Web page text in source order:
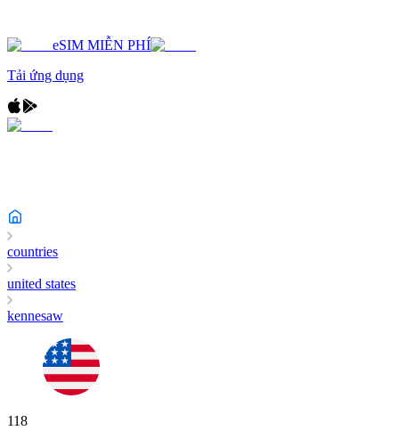
eSIM MIỄN PHÍ
Tải ứng dụng
countries
united states
kennesaw
118